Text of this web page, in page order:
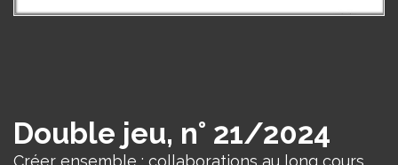
Double jeu, n° 21/2024
Créer ensemble : collaborations au long cours